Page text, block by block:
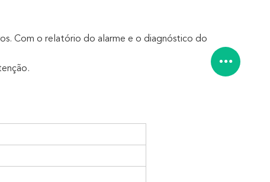
Com o relatório do alarme e o diagnóstico do